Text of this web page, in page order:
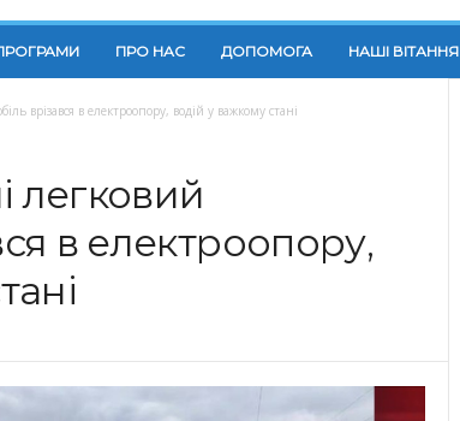
ПРО НАС ДОПОМОГА НАШІ ВІТАННЯ
врізався в електроопору, водій у важкому стані
легковий
в електроопору,